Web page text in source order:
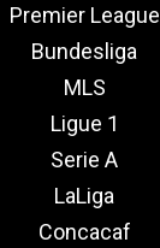
Premier League
Bundesliga
MLS
Ligue 1
Serie A
LaLiga
Concacaf